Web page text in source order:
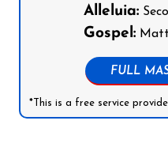
Alleluia:
Gospel:
FULL
*This is a free service